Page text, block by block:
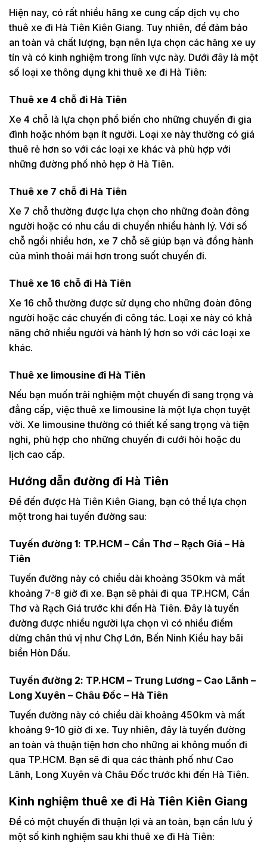
Hiện nay, có rất nhiều hãng xe cung cấp dịch vụ cho
thuê xe đi Hà Tiên Kiên Giang. Tuy nhiên, để đảm bảo
an toàn và chất lượng, bạn nên lựa chọn các hãng xe uy
tín và có kinh nghiệm trong lĩnh vực này. Dưới đây là một
số loại xe thông dụng khi thuê xe đi Hà Tiên:
Thuê xe 4 chỗ đi Hà Tiên
Xe 4 chỗ là lựa chọn phổ biến cho những chuyến đi gia
đình hoặc nhóm bạn ít người. Loại xe này thường có giá
thuê rẻ hơn so với các loại xe khác và phù hợp với
những đường phố nhỏ hẹp ở Hà Tiên.
Thuê xe 7 chỗ đi Hà Tiên
Xe 7 chỗ thường được lựa chọn cho những đoàn đông
người hoặc có nhu cầu di chuyển nhiều hành lý. Với số
chỗ ngồi nhiều hơn, xe 7 chỗ sẽ giúp bạn và đồng hành
của mình thoải mái hơn trong suốt chuyến đi.
Thuê xe 16 chỗ đi Hà Tiên
Xe 16 chỗ thường được sử dụng cho những đoàn đông
người hoặc các chuyến đi công tác. Loại xe này có khả
năng chở nhiều người và hành lý hơn so với các loại xe
khác.
Thuê xe limousine đi Hà Tiên
Nếu bạn muốn trải nghiệm một chuyến đi sang trọng và
đẳng cấp, việc thuê xe limousine là một lựa chọn tuyệt
vời. Xe limousine thường có thiết kế sang trọng và tiện
nghi, phù hợp cho những chuyến đi cưới hỏi hoặc du
lịch cao cấp.
Hướng dẫn đường đi Hà Tiên
Để đến được Hà Tiên Kiên Giang, bạn có thể lựa chọn
một trong hai tuyến đường sau:
Tuyến đường 1: TP.HCM – Cần Thơ – Rạch Giá – Hà
Tiên
Tuyến đường này có chiều dài khoảng 350km và mất
khoảng 7-8 giờ đi xe. Bạn sẽ phải đi qua TP.HCM, Cần
Thơ và Rạch Giá trước khi đến Hà Tiên. Đây là tuyến
đường được nhiều người lựa chọn vì có nhiều điểm
dừng chân thú vị như Chợ Lớn, Bến Ninh Kiều hay bãi
biển Hòn Dấu.
Tuyến đường 2: TP.HCM – Trung Lương – Cao Lãnh –
Long Xuyên – Châu Đốc – Hà Tiên
Tuyến đường này có chiều dài khoảng 450km và mất
khoảng 9-10 giờ đi xe. Tuy nhiên, đây là tuyến đường
an toàn và thuận tiện hơn cho những ai không muốn đi
qua TP.HCM. Bạn sẽ đi qua các thành phố như Cao
Lãnh, Long Xuyên và Châu Đốc trước khi đến Hà Tiên.
Kinh nghiệm thuê xe đi Hà Tiên Kiên Giang
Để có một chuyến đi thuận lợi và an toàn, bạn cần lưu ý
một số kinh nghiệm sau khi thuê xe đi Hà Tiên: